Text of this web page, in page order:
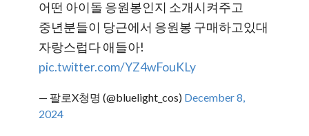
어떤 아이돌 응원봉인지 소개시켜주고
중년분들이 당근에서 응원봉 구매하고있대
자랑스럽다 애들아!
pic.twitter.com/YZ4wFouKLy
— 팔로X청명 (@bluelight_cos) December 8,
2024